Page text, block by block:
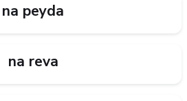
na peyda
na reva